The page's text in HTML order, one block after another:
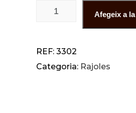
quantitat de Hexàgon
Afegeix a
REF:3302
Categoria: Rajoles